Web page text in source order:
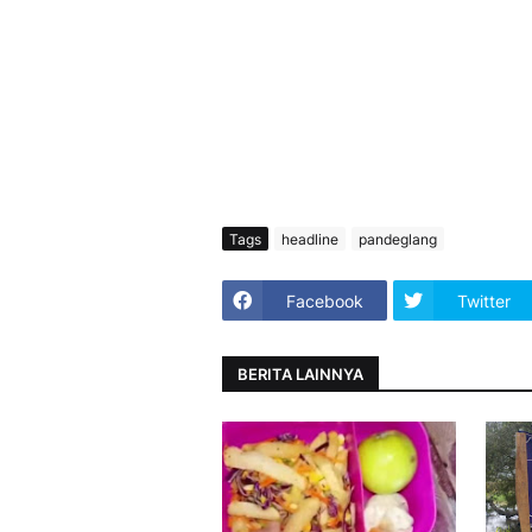
Tags headline pandeglang
Facebook Twitter
BERITA LAINNYA